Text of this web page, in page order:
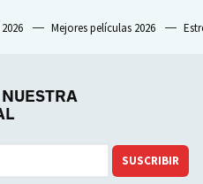
Mejores películas 2026
SUSCRIBIR